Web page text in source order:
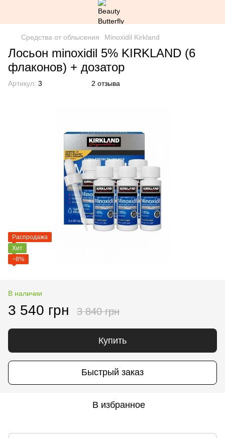
Средства от облысения Minoxidil Kirkland
Лосьон minoxidil 5% KIRKLAND (6
флаконов) + дозатор
Артикул: 3 2 отзыва
Распродажа
Хит
−8%
В наличии
3 540 грн 3 840 грн
Купить
Быстрый заказ
В избранное